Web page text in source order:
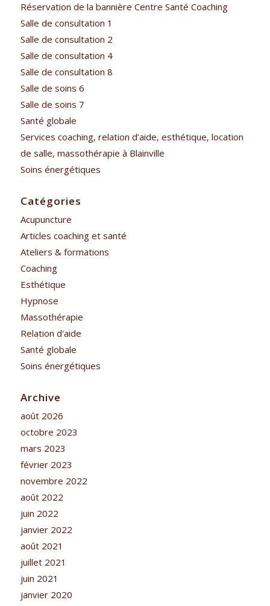
Réservation de la bannière Centre Santé Coaching
Salle de consultation 1
Salle de consultation 2
Salle de consultation 4
Salle de consultation 8
Salle de soins 6
Salle de soins 7
Santé globale
Services coaching, relation d’aide, esthétique, location
de salle, massothérapie à Blainville
Soins énergétiques
Catégories
Acupuncture
Articles coaching et santé
Ateliers & formations
Coaching
Esthétique
Hypnose
Massothérapie
Relation d'aide
Santé globale
Soins énergétiques
Archive
août 2026
octobre 2023
mars 2023
février 2023
novembre 2022
août 2022
juin 2022
janvier 2022
août 2021
juillet 2021
juin 2021
janvier 2020